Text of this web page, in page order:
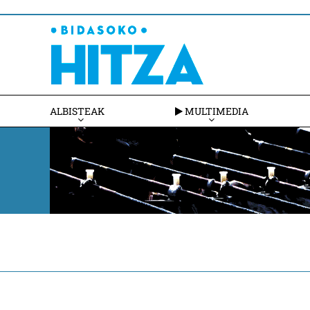
ALBISTEAK MULTIMEDIA